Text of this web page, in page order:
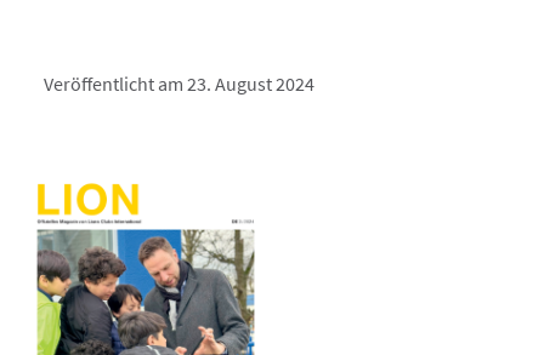
Veröffentlicht am 23. August 2024